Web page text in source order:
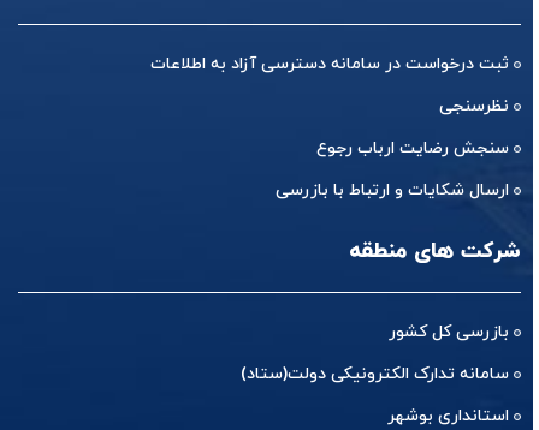
ثبت درخواست در سامانه دسترسی آزاد به اطلاعات
نظرسنجی
سنجش رضایت ارباب رجوع
ارسال شکایات و ارتباط با بازرسی
شرکت های منطقه
بازرسی کل کشور
سامانه تدارک الکترونیکی دولت(ستاد)
استانداری بوشهر